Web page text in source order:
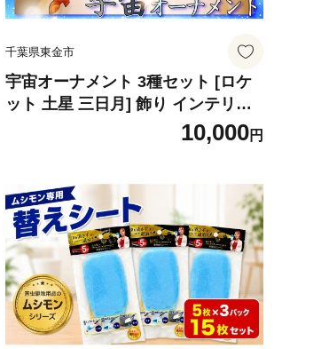
千葉県東金市
宇宙オーナメント 3種セット [ロケ
ット 土星 三日月] 飾り インテリア
雑貨 モビール 山武杉 端材 吊り下げ
木製 木目 無塗装 天然木 エコ アッ
星 スター 宇宙 惑星 手作り 贈答 贈
答用 贈り物 プレゼント COCOChi
千葉 東金
10,000円